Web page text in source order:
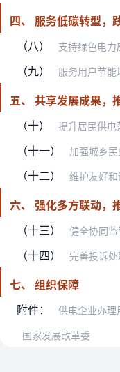
四、 服务低碳转型，
（八）
支持绿色电力应用。助力绿电接入。各省级能
（九） 服务用户节能增效。拓展公共增值服务。供电
五、 共享发展成果，
（十）
提升居民供电薄弱区域保障能力。推动解决现
（十一） 加强城乡民生用电服务保障。健全民生
（十二） 维护友好和谐供用电关系。推进政企网
六、 强化多方联动，
（十三）
健全协同监管体系。压实属地监督管理
（十四） 完善投诉处理机制。健全投诉处理工作
七、 组织保障
附件：
供电企业办理用电
国家发展改革委